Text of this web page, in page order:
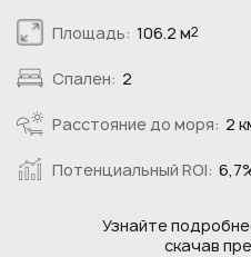
Площадь: 106.2 м2
Спален: 2
Расстояние до моря:
Потенциальный ROI:
Узнайте
скачав